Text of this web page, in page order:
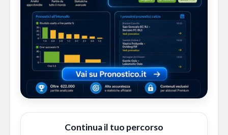
Continua il tuo percorso